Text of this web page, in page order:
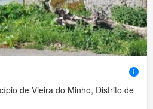
de Vieira do Minho, Distrito de